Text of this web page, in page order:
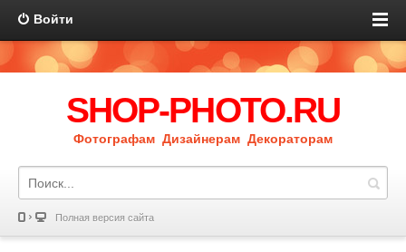
Войти
SHOP-PHOTO.RU
Фотографам Дизайнерам Декораторам
Полная версия сайта